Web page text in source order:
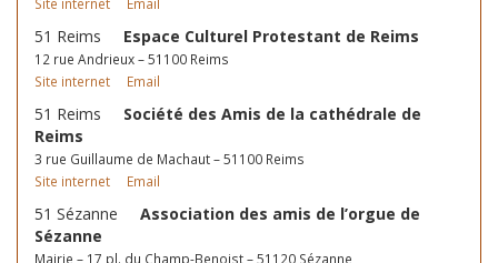
51 Reims Espace Culturel Protestant de Reims
12 rue Andrieux – 51100 Reims
Site internet
Email
51 Reims Société des Amis de la cathédrale de
Reims
3 rue Guillaume de Machaut – 51100 Reims
Site internet
Email
51 Sézanne Association des amis de l’orgue de
Sézanne
Mairie – 17 pl. du Champ-Benoist – 51120 Sézanne